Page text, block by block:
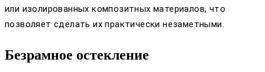
или изолированных композитных материалов, что
позволяет сделать их практически незаметными.
Безрамное остекление